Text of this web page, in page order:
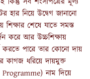
হার নিয়ে উদ্বেগ জানানো
শিক্ষার শেষে যাতে সমস্ত
করে আর উচ্চশিক্ষায়
করতে পারে তার কোনো দায়
কাগজ ধরিয়ে দায়মুক্ত
নাম দিয়ে